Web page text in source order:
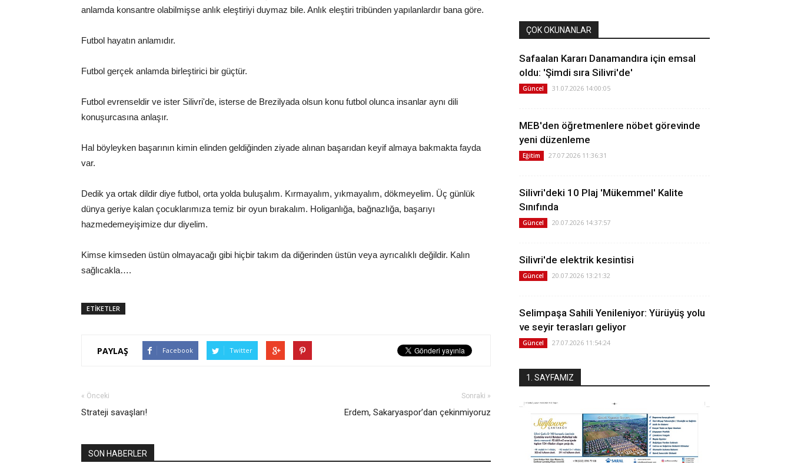
anlamda konsantre olabilmişse anlık eleştiriyi duymaz bile. Anlık eleştiri tribünden yapılanlardır bana göre.
Futbol hayatın anlamıdır.
Futbol gerçek anlamda birleştirici bir güçtür.
Futbol evrenseldir ve ister Silivri'de, isterse de Brezilyada olsun konu futbol olunca insanlar aynı dili
konuşurcasına anlaşır.
Hal böyleyken başarının kimin elinden geldiğinden ziyade alınan başarıdan keyif almaya bakmakta fayda
var.
Dedik ya ortak dildir diye futbol, orta yolda buluşalım. Kırmayalım, yıkmayalım, dökmeyelim. Üç günlük
dünya geriye kalan çocuklarımıza temiz bir oyun bırakalım. Holiganlığa, bağnazlığa, başarıyı
hazmedemeyişimize dur diyelim.
Kimse kimseden üstün olmayacağı gibi hiçbir takım da diğerinden üstün veya ayrıcalıklı değildir. Kalın
sağlıcakla….
ETİKETLER
PAYLAŞ Facebook Twitter
« Önceki
Strateji savaşları!
Sonraki »
Erdem, Sakaryaspor’dan çekinmiyoruz
SON HABERLER
ÇOK OKUNANLAR
Safaalan Kararı Danamandıra için emsal
oldu: 'Şimdi sıra Silivri'de'
Güncel 31.07.2026 14:00:05
MEB'den öğretmenlere nöbet görevinde
yeni düzenleme
Eğitim 27.07.2026 11:36:31
Silivri'deki 10 Plaj 'Mükemmel' Kalite
Sınıfında
Güncel 20.07.2026 14:37:57
Silivri'de elektrik kesintisi
Güncel 20.07.2026 13:21:32
Selimpaşa Sahili Yenileniyor: Yürüyüş yolu
ve seyir terasları geliyor
Güncel 27.07.2026 11:54:24
1. SAYFAMIZ